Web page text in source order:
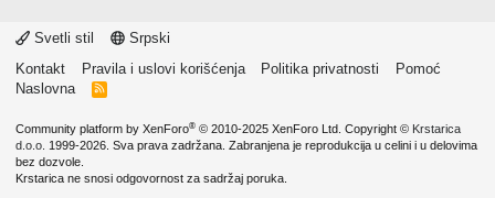
Svetli stil
Srpski
Kontakt
Pravila i uslovi korišćenja Politika privatnosti
Pomoć
Naslovna
R
Community platform by XenForo® © 2010-2025 XenForo Ltd. Copyright © Krstarica
d.o.o. 1999-2026. Sva prava zadržana. Zabranjena je reprodukcija u celini i u delovima
bez dozvole.
Krstarica ne snosi odgovornost za sadržaj poruka.